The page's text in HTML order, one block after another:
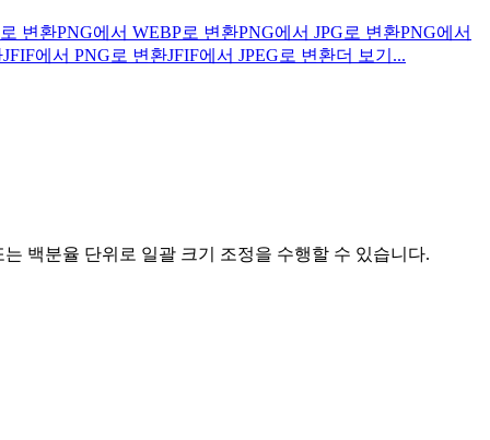
변환PNG에서 WEBP로 변환PNG에서 JPG로 변환PNG에서
JFIF에서 PNG로 변환JFIF에서 JPEG로 변환더 보기...
백분율 단위로 일괄 크기 조정을 수행할 수 있습니다.